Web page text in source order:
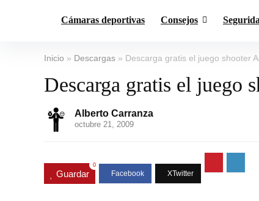
Cámaras deportivas Consejos
Inicio » Descargas » Descarga gratis el juego shooter
Descarga gratis el juego
Alberto Carranza
octubre 21, 2009
Guardar
0